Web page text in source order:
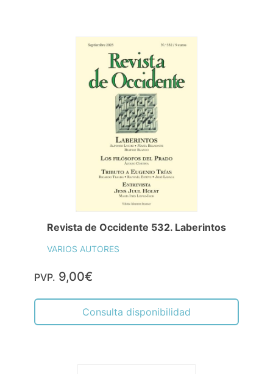
Revista de Occidente 532. Laberintos
VARIOS AUTORES
PVP. 9,00€
Consulta disponibilidad